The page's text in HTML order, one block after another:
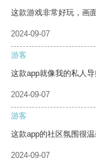
这款游戏非常好玩，画
2024-09-07
游客
这款app就像我的私人
2024-09-07
游客
这款app的社区氛围很
2024-09-07